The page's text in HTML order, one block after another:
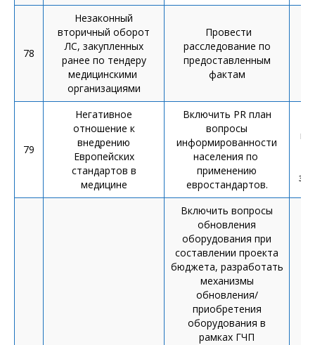
78
Незаконный
вторичный оборот
ЛС, закупленных
ранее по тендеру
медицинскими
организациями
Провести
расследование по
предоставленным
фактам
79
Негативное
отношение к
внедрению
Европейских
стандартов в
медицине
Включить PR план
вопросы
информированности
населения по
применению
евростандартов.
Включить вопросы
обновления
оборудования при
составлении проекта
бюджета, разработать
механизмы
обновления/
приобретения
оборудования в
рамках ГЧП